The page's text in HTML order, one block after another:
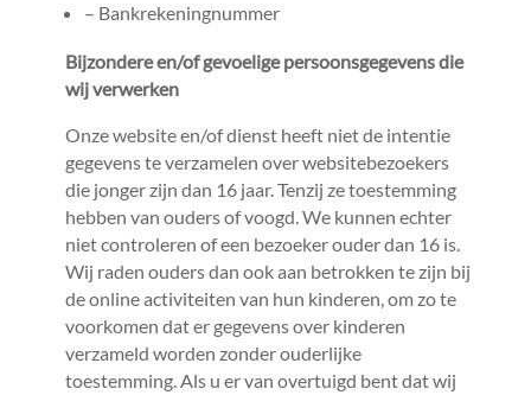
– Bankrekeningnummer
Bijzondere en/of gevoelige persoonsgegevens die
wij verwerken
Onze website en/of dienst heeft niet de intentie
gegevens te verzamelen over websitebezoekers
die jonger zijn dan 16 jaar. Tenzij ze toestemming
hebben van ouders of voogd. We kunnen echter
niet controleren of een bezoeker ouder dan 16 is.
Wij raden ouders dan ook aan betrokken te zijn bij
de online activiteiten van hun kinderen, om zo te
voorkomen dat er gegevens over kinderen
verzameld worden zonder ouderlijke
toestemming. Als u er van overtuigd bent dat wij